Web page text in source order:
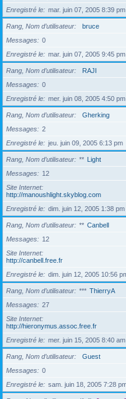
Enregistré le
mar. juin 07, 2005 8:39 pm
Rang, Nom d’utilisateur
bruce
Messages
0
Enregistré le
mar. juin 07, 2005 9:45 pm
Rang, Nom d’utilisateur
RAJI
Messages
0
Enregistré le
mer. juin 08, 2005 4:50 pm
Rang, Nom d’utilisateur
Gherking
Messages
2
Enregistré le
jeu. juin 09, 2005 6:13 pm
Rang, Nom d’utilisateur ** Light
Messages
12
Site Internet
http://manoushlight.skyblog.com
Enregistré le
dim. juin 12, 2005 1:38 pm
Rang, Nom d’utilisateur ** Canbell
Messages
12
Site Internet
http://canbell.free.fr
Enregistré le
dim. juin 12, 2005 10:56
Rang, Nom d’utilisateur *** ThierryA
Messages
27
Site Internet
http://hieronymus.assoc.free.fr
Enregistré le
mer. juin 15, 2005 8:40 am
Rang, Nom d’utilisateur
Guest
Messages
0
Enregistré le
sam. juin 18, 2005 7:28